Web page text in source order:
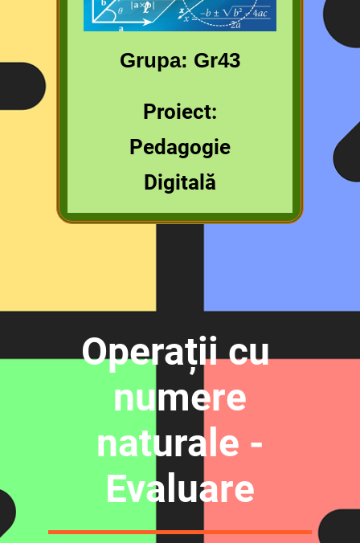
Grupa: Gr43
Proiect:
Pedagogie
Digitală
Operații cu
numere
naturale -
Evaluare